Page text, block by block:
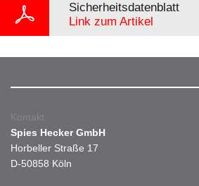
Sicherheitsdatenblatt
Link zum Artikel
Kontakt
Spies Hecker GmbH
Horbeller Straße 17
D-50858 Köln